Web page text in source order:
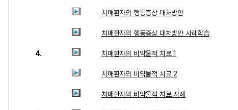
치매환자의 행동증상 대처방안
치매환자의 행동증상 대처방안 사례학습
4. 치매환자의 비약물적 치료 1
치매환자의 비약물적 치료 2
치매환자의 비약물적 치료 사례